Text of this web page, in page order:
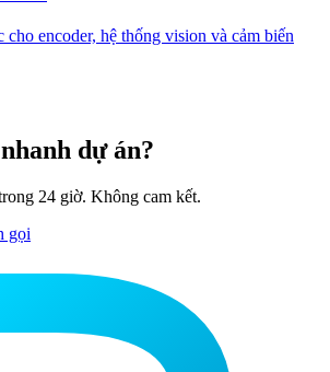
encoder, hệ thống vision và cảm biến
dự án?
24 giờ. Không cam kết.
gọi